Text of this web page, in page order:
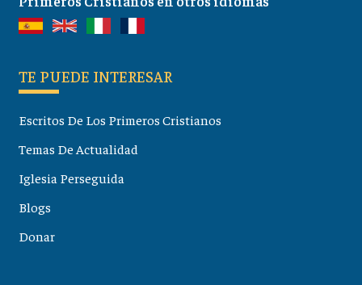
TE PUEDE INTERESAR
Escritos De Los Primeros Cristianos
Temas De Actualidad
Iglesia Perseguida
Blogs
Donar